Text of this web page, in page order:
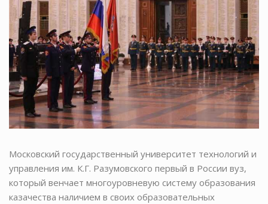
Московский государственный университет технологий и
управления им. К.Г. Разумовского первый в России вуз,
который венчает многоуровневую систему образования
казачества наличием в своих образовательных